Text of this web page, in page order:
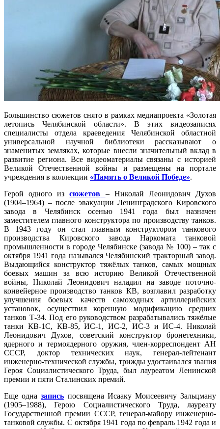
Большинство сюжетов снято в рамках медиапроекта «Золотая
летопись Челябинской области». В этих видеозаписях
специалисты отдела краеведения Челябинской областной
универсальной научной библиотеки рассказывают о
знаменитых земляках, которые внесли значительный вклад в
развитие региона. Все видеоматериалы связаны с историей
Великой Отечественной войны и размещены на портале
учреждения в коллекции «Память о Великой Победе».
Герой одного изсюжетов
– Николай Леонидович Духов
(1904–1964) – после эвакуации Ленинградского Кировского
завода в Челябинск осенью 1941 года был назначен
заместителем главного конструктора по производству танков.
В 1943 году он стал главным конструктором танкового
производства Кировского завода Наркомата танковой
промышленности в городе Челябинске (завода № 100) – так с
октября 1941 года назывался Челябинский тракторный завод.
Выдающийся конструктор тяжёлых танков, самых мощных
боевых машин за всю историю Великой Отечественной
войны, Николай Леонидович наладил на заводе поточно-
конвейерное производство танков КВ, возглавил разработку
улучшения боевых качеств самоходных артиллерийских
установок, осуществил коренную модификацию средних
танков Т-34. Под его руководством разрабатывались тяжёлые
танки КВ-1С, КВ-85, ИС-1, ИС-2, ИС-3 и ИС-4. Николай
Леонидович Духов, советский конструктор бронетехники,
ядерного и термоядерного оружия, член-корреспондент АН
СССР, доктор технических наук, генерал-лейтенант
инженерно-технической службы, трижды удостаивался звания
Героя Социалистического Труда, был лауреатом Ленинской
премии и пяти Сталинских премий.
Еще одназапись посвящена Исааку Моисеевичу Зальцману
(1905–1988), Герою Социалистического Труда, лауреату
Государственной премии СССР, генерал-майору инженерно-
танковой службы. С октября 1941 года по февраль 1942 года и